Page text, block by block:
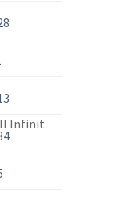
Infinit